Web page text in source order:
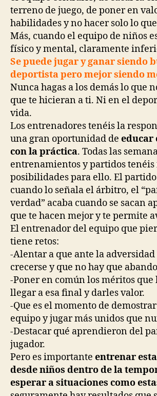
terreno de juego, de poner en
habilidades y no hacer solo lo
Más, cuando el equipo de niños
físico y mental, claramente
Se puede jugar y ganar siendo
deportista pero mejor siendo
Nunca hagas a los demás lo que
que te hicieran a ti. Ni en el
vida.
Los entrenadores tenéis la
una gran oportunidad de educar
con la práctica. Todas las
entrenamientos y partidos tenéis
posibilidades para ello. El
cuando lo señala el árbitro, el
verdad” acaba cuando se sacan
que te hacen mejor y te permite
El entrenador del equipo que
tiene retos:
-Alentar a que ante la
crecerse y que no hay que
-Poner en común los méritos que
llegar a esa final y darles valor.
-Que es el momento de
equipo y jugar más unidos que
-Destacar qué aprendieron del
jugador.
Pero es importante entrenar
desde niños dentro de la
esperar a situaciones como